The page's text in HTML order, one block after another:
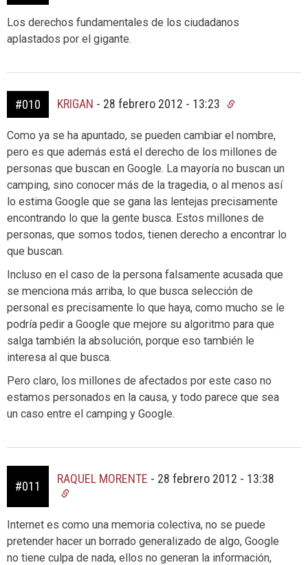
Los derechos fundamentales de los ciudadanos
aplastados por el gigante.
#010 KRIGAN - 28 febrero 2012 - 13:23
Como ya se ha apuntado, se pueden cambiar el nombre,
pero es que además está el derecho de los millones de
personas que buscan en Google. La mayoría no buscan un
camping, sino conocer más de la tragedia, o al menos así
lo estima Google que se gana las lentejas precisamente
encontrando lo que la gente busca. Estos millones de
personas, que somos todos, tienen derecho a encontrar lo
que buscan.
Incluso en el caso de la persona falsamente acusada que
se menciona más arriba, lo que busca selección de
personal es precisamente lo que haya, como mucho se le
podría pedir a Google que mejore su algoritmo para que
salga también la absolución, porque eso también le
interesa al que busca.
Pero claro, los millones de afectados por este caso no
estamos personados en la causa, y todo parece que sea
un caso entre el camping y Google.
#011
RAQUEL MORENTE - 28 febrero 2012 - 13:38
Internet es como una memoria colectiva, no se puede
pretender hacer un borrado generalizado de algo, Google
no tiene culpa de nada, ellos no generan la información,